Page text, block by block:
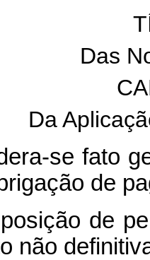
Das
Da
se fato
de
de
não